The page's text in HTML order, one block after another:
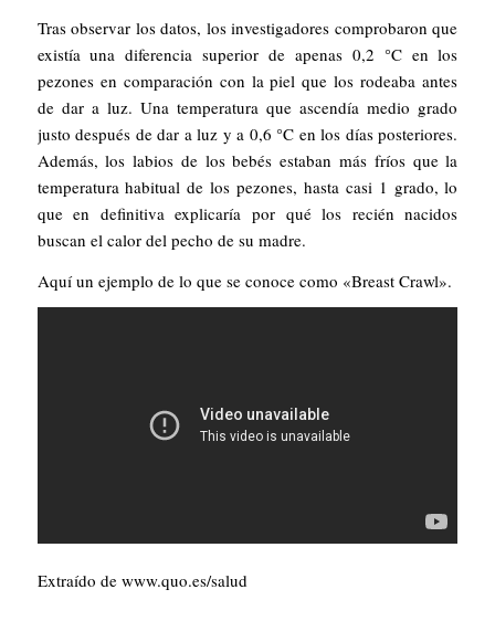
Tras observar los datos, los investigadores comprobaron que
existía una diferencia superior de apenas 0,2 °C en los
pezones en comparación con la piel que los rodeaba antes
de dar a luz. Una temperatura que ascendía medio grado
justo después de dar a luz y a 0,6 °C en los días posteriores.
Además, los labios de los bebés estaban más fríos que la
temperatura habitual de los pezones, hasta casi 1 grado, lo
que en definitiva explicaría por qué los recién nacidos
buscan el calor del pecho de su madre.
Aquí un ejemplo de lo que se conoce como «Breast Crawl».
Extraído de www.quo.es/salud